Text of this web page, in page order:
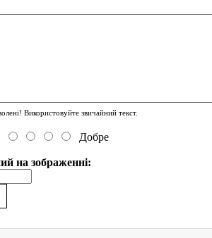
Використовуйте звичайний текст.
Добре
на зображенні: